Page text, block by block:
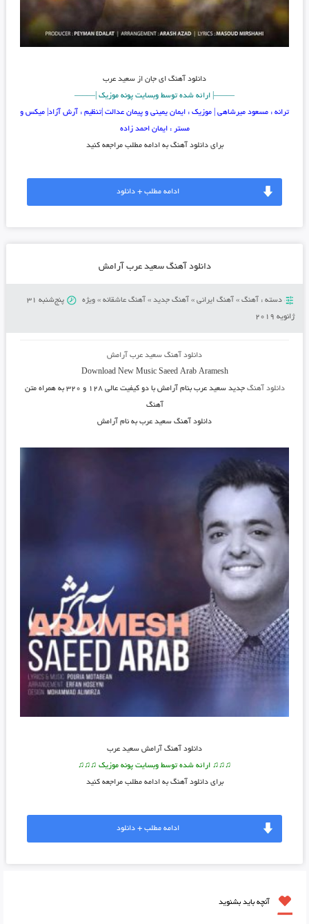
دانلود آهنگای جان از سعید عرب
——–| ارائه شده توسط وبسایت پونه موزیک |—–—
ترانه : مسعود میرشاهی | موزیک : ایمان یمینی و پیمان عدالت |تنظیم : آرش آزاد| میکس و
مستر : ایمان احمد زاده
برای دانلود آهنگ به ادامه مطلب مراجعه کنید
ادامه مطلب + دانلود
دانلود آهنگ سعید عرب آرامش
دسته : آهنگ» آهنگ ایرانی» آهنگ جدید» آهنگ عاشقانه» ویژه
پنج‌شنبه 31
ژانویه 2019
دانلود آهنگ سعید عرب آرامش
Download New MusicSaeed Arab Aramesh
دانلود آهنگ جدید سعید عرب بنام آرامش
با دو کیفیت عالی ۱۲۸ و ۳۲۰ به همراه متن
آهنگ
دانلود آهنگ سعید عرب به نام آرامش
دانلود آهنگآرامش سعید عرب
♫♫♫ ارائه شده توسط وبسایت پونه موزیک ♫♫♫
برای دانلود آهنگ به ادامه مطلب مراجعه کنید
ادامه مطلب + دانلود
آنچه باید بشنوید